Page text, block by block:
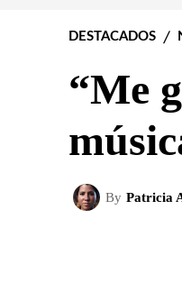
DESTACADOS
“Me
By Patricia